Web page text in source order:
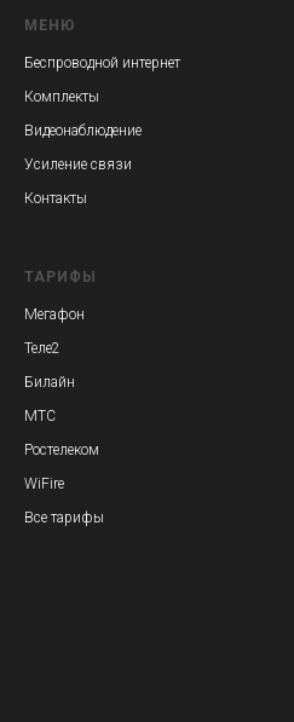
МЕНЮ
Беспроводной интернет
Комплекты
Видеонаблюдение
Усиление связи
Контакты
ТАРИФЫ
Мегафон
Теле2
Билайн
МТС
Ростелеком
WiFire
Все тарифы